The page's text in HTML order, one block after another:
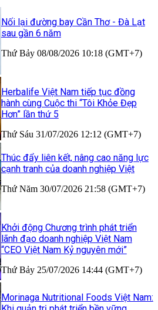
Nối lại đường bay Cần Thơ - Đà Lạt
sau gần 6 năm
Thứ Bảy 08/08/2026 10:18 (GMT+7)
Herbalife Việt Nam tiếp tục đồng
hành cùng Cuộc thi “Tôi Khỏe Đẹp
Hơn” lần thứ 5
Thứ Sáu 31/07/2026 12:12 (GMT+7)
Thúc đẩy liên kết, nâng cao năng lực
cạnh tranh của doanh nghiệp Việt
Thứ Năm 30/07/2026 21:58 (GMT+7)
Khởi động Chương trình phát triển
lãnh đạo doanh nghiệp Việt Nam
“CEO Việt Nam Kỷ nguyên mới”
Thứ Bảy 25/07/2026 14:44 (GMT+7)
Morinaga Nutritional Foods Việt Nam: